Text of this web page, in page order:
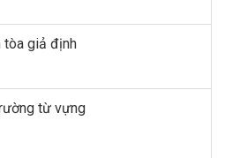
tòa giả định
từ vựng